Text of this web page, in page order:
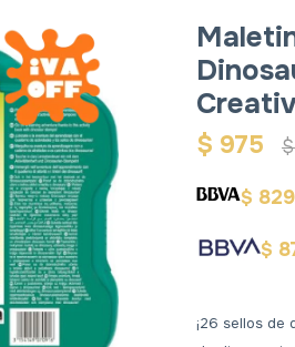
$ 975 $
$ 829
$
¡26 sellos de